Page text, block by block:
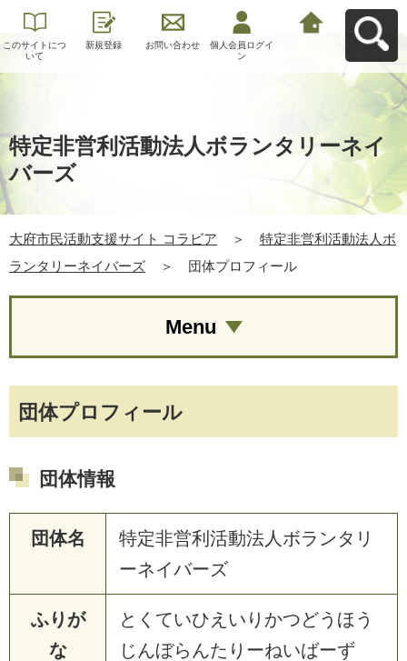
このサイトにつ
いて
新規登録 お問い合わせ
個人会員ログイ
ン
特定非営利活動法人ボランタリーネイ
バーズ
大府市民活動支援サイト コラビア ＞
特定非営利活動法人ボ
ランタリーネイバーズ
＞ 団体プロフィール
団体プロフィール
団体情報
団体名
特定非営利活動法人ボランタリ
ーネイバーズ
ふりが
な
とくていひえいりかつどうほう
じんぼらんたりーねいばーず
Menu